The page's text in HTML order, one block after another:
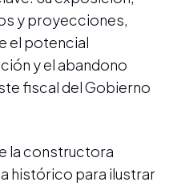
y proyecciones,
el potencial
y el abandono
fiscal del Gobierno
la constructora
histórico para ilustrar